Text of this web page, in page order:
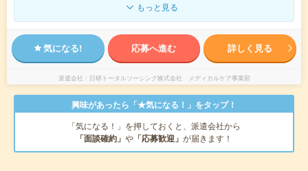
もっと見る
気になる! 応募へ進む 詳しく見る
派遣会社 日研トータルソーシング株式会社 メディカルケア事業部
興味があったら「★気になる！」をタップ！
「気になる！」を押しておくと、派遣会社から
「面談確約」 や 「応募歓迎」 が届きます！